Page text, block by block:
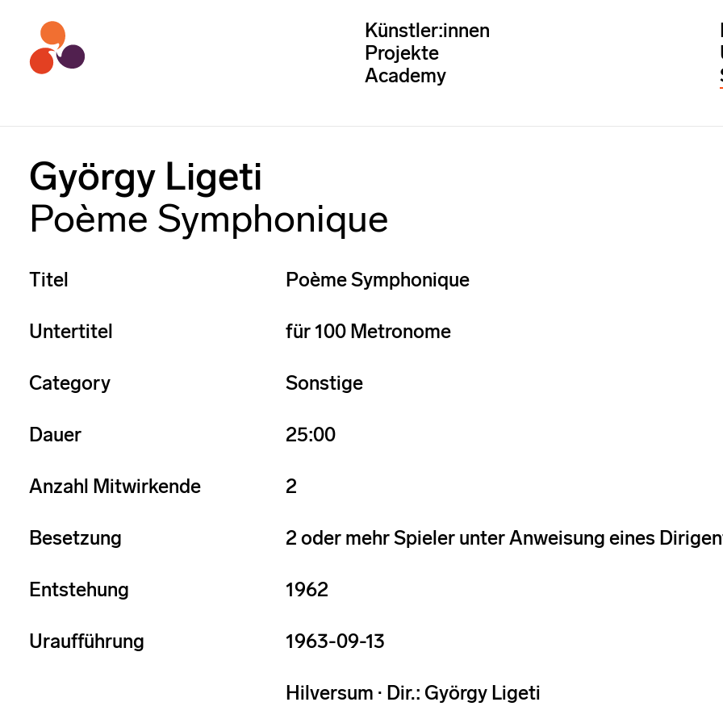
Künstler:innen
Projekte
Academy
György Ligeti
Poème Symphonique
Titel Poème Symphonique
Untertitel für 100 Metronome
Category Sonstige
Dauer 25:00
Anzahl Mitwirkende 2
Besetzung 2 oder mehr Spieler unter Anweisung eines
Entstehung 1962
Uraufführung 1963-09-13
Hilversum · Dir.: György Ligeti